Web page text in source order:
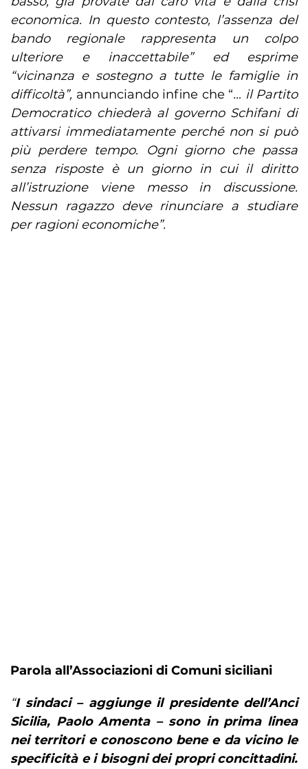
economica. In questo contesto, l’assenza del
bando regionale rappresenta un colpo
ulteriore e inaccettabile” ed esprime
“vicinanza e sostegno a tutte le famiglie in
difficoltà”, annunciando infine che “… il Partito
Democratico chiederà al governo Schifani di
attivarsi immediatamente perché non si può
più perdere tempo. Ogni giorno che passa
senza risposte è un giorno in cui il diritto
all’istruzione viene messo in discussione.
Nessun ragazzo deve rinunciare a studiare
per ragioni economiche”.
Parola all’Associazioni di Comuni siciliani
“I sindaci – aggiunge il presidente dell’Anci
Sicilia, Paolo Amenta – sono in prima linea
nei territori e conoscono bene e da vicino le
specificità e i bisogni dei propri concittadini.